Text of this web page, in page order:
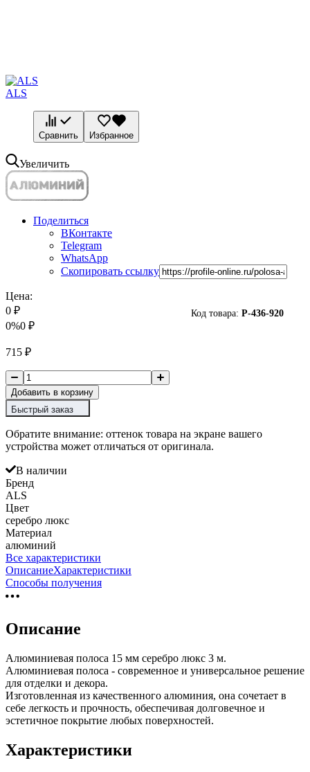
ALS
Сравнить Избранное
Увеличить
Поделиться
ВКонтакте
Telegram
WhatsApp
Скопировать ссылку
Код товара: P-436-920
Цена:
0 ₽
0%0 ₽
715 ₽
Добавить в корзину
Быстрый заказ
Обратите внимание: оттенок товара на экране вашего
устройства может отличаться от оригинала.
В наличии
Бренд
ALS
Цвет
серебро люкс
Материал
алюминий
Все характеристики
ОписаниеХарактеристики
Способы получения
Описание
Алюминиевая полоса 15 мм серебро люкс 3 м.
Алюминиевая полоса - современное и универсальное решение
для отделки и декора.
Изготовленная из качественного алюминия, она сочетает в
себе легкость и прочность, обеспечивая долговечное и
эстетичное покрытие любых поверхностей.
Характеристики